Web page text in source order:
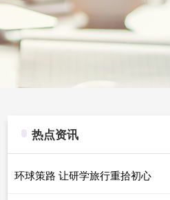
热点资讯
环球策路 让研学旅行重拾初心